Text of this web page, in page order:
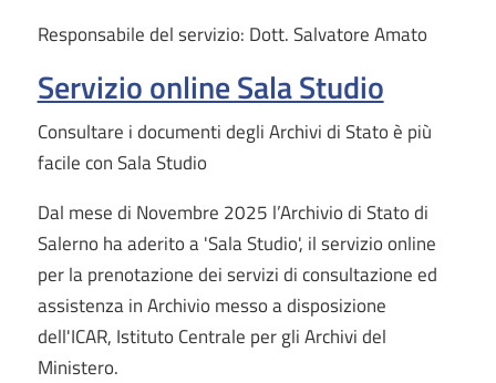
Responsabile del servizio: Dott. Salvatore Amato
Servizio online Sala Studio
Consultare i documenti degli Archivi di Stato è più
facile con Sala Studio
Dal mese di Novembre 2025 l’Archivio di Stato di
Salerno ha aderito a 'Sala Studio', il servizio online
per la prenotazione dei servizi di consultazione ed
assistenza in Archivio messo a disposizione
dell'ICAR, Istituto Centrale per gli Archivi del
Ministero.